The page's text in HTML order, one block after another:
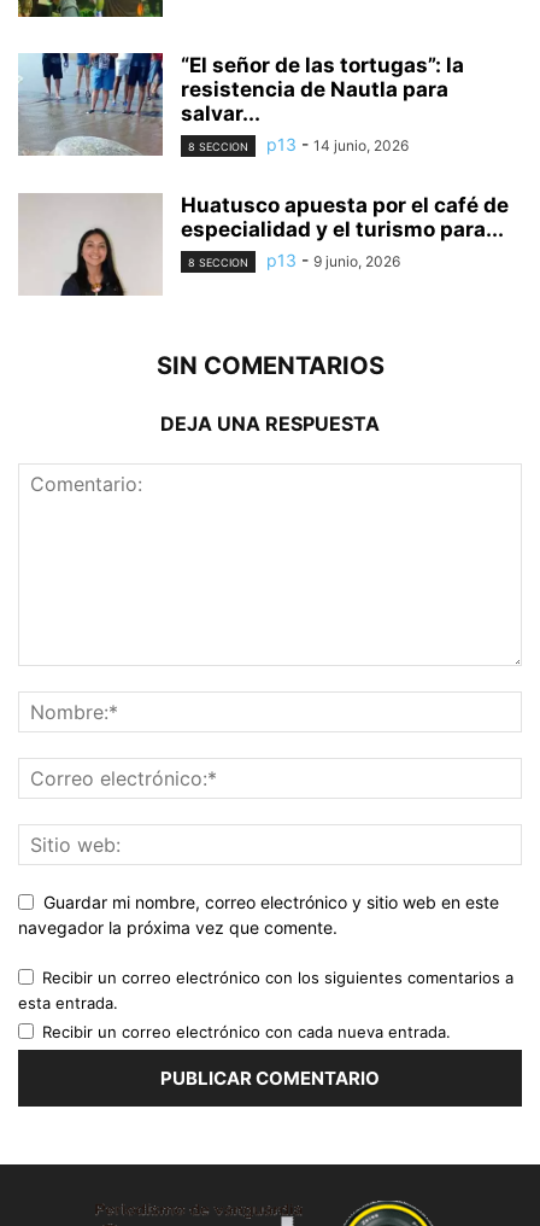
“El señor de las tortugas”: la
resistencia de Nautla para
salvar...
8 SECCION p13 - 14 junio, 2026
Huatusco apuesta por el café de
especialidad y el turismo para...
8 SECCION p13 - 9 junio, 2026
SIN COMENTARIOS
DEJA UNA RESPUESTA
Guardar mi nombre, correo electrónico y sitio web en este
navegador la próxima vez que comente.
Recibir un correo electrónico con los siguientes comentarios a
esta entrada.
Recibir un correo electrónico con cada nueva entrada.